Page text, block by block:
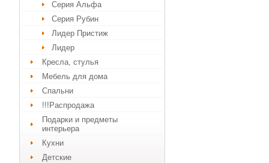
Серия Альфа
Серия Рубин
Лидер Пристиж
Лидер
Кресла, стулья
Мебель для дома
Спальни
!!!Распродажа
Подарки и предметы
интерьера
Кухни
Детские